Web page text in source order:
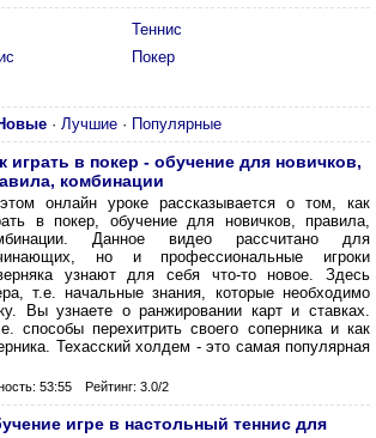
Теннис
Покер
· Лучшие · Популярные
играть в покер - обучение для новичков,
комбинации
онлайн уроке рассказывается о том, как
в покер, обучение для новичков, правила,
Данное видео рассчитано для
но и профессиональные игроки
узнают для себя что-то новое. Здесь
т.е. начальные знания, которые необходимо
Вы узнаете о ранжировании карт и ставках.
способы перехитрить своего соперника и как
Техасский холдем - это самая популярная
53:55 Рейтинг: 3.0/2
игре в настольный теннис для